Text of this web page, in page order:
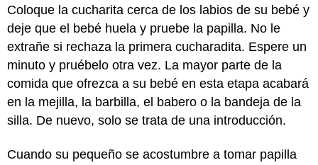
Coloque la cucharita cerca de los labios de su bebé y
deje que el bebé huela y pruebe la papilla. No le
extrañe si rechaza la primera cucharadita. Espere un
minuto y pruébelo otra vez. La mayor parte de la
comida que ofrezca a su bebé en esta etapa acabará
en la mejilla, la barbilla, el babero o la bandeja de la
silla. De nuevo, solo se trata de una introducción.
Cuando su pequeño se acostumbre a tomar papilla